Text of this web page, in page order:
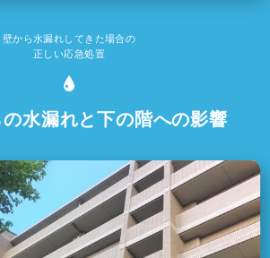
壁から水漏れしてきた場合の
正しい応急処置
水漏れと下の階への影響